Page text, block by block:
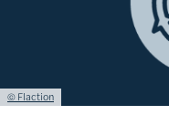
Lizenzinformationen einschließlich
© Flaction